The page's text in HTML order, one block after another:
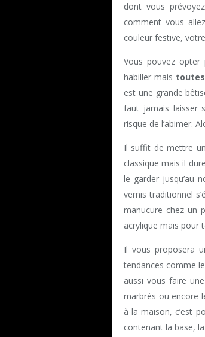
dont vous
comment vous
couleur festive,
Vous pouvez
habiller mais
est une grande
faut jamais laisser
risque de l’abimer.
Il suffit de mettre
classique mais il
le garder jusqu’au
vernis traditionnel
manucure chez un
acrylique mais pour
Il vous proposera
tendances comme
aussi vous faire une
marbrés ou encore
à la maison, c’est
contenant la base,